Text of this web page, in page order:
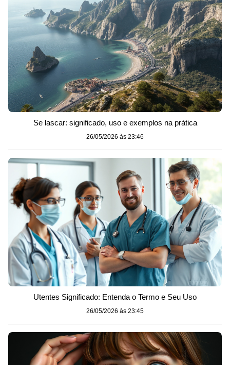
Se lascar: significado, uso e exemplos na prática
26/05/2026 às 23:46
Utentes Significado: Entenda o Termo e Seu Uso
26/05/2026 às 23:45